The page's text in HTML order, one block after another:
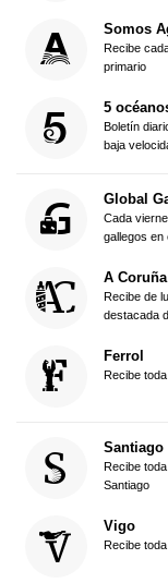
Somos
Recibe
primario
5
Boletín
baja
Global
Cada
gallegos en
A Coruña
Recibe de
destacada
Ferrol
Recibe
Santiago
Recibe
Santiago
Vigo
Recibe